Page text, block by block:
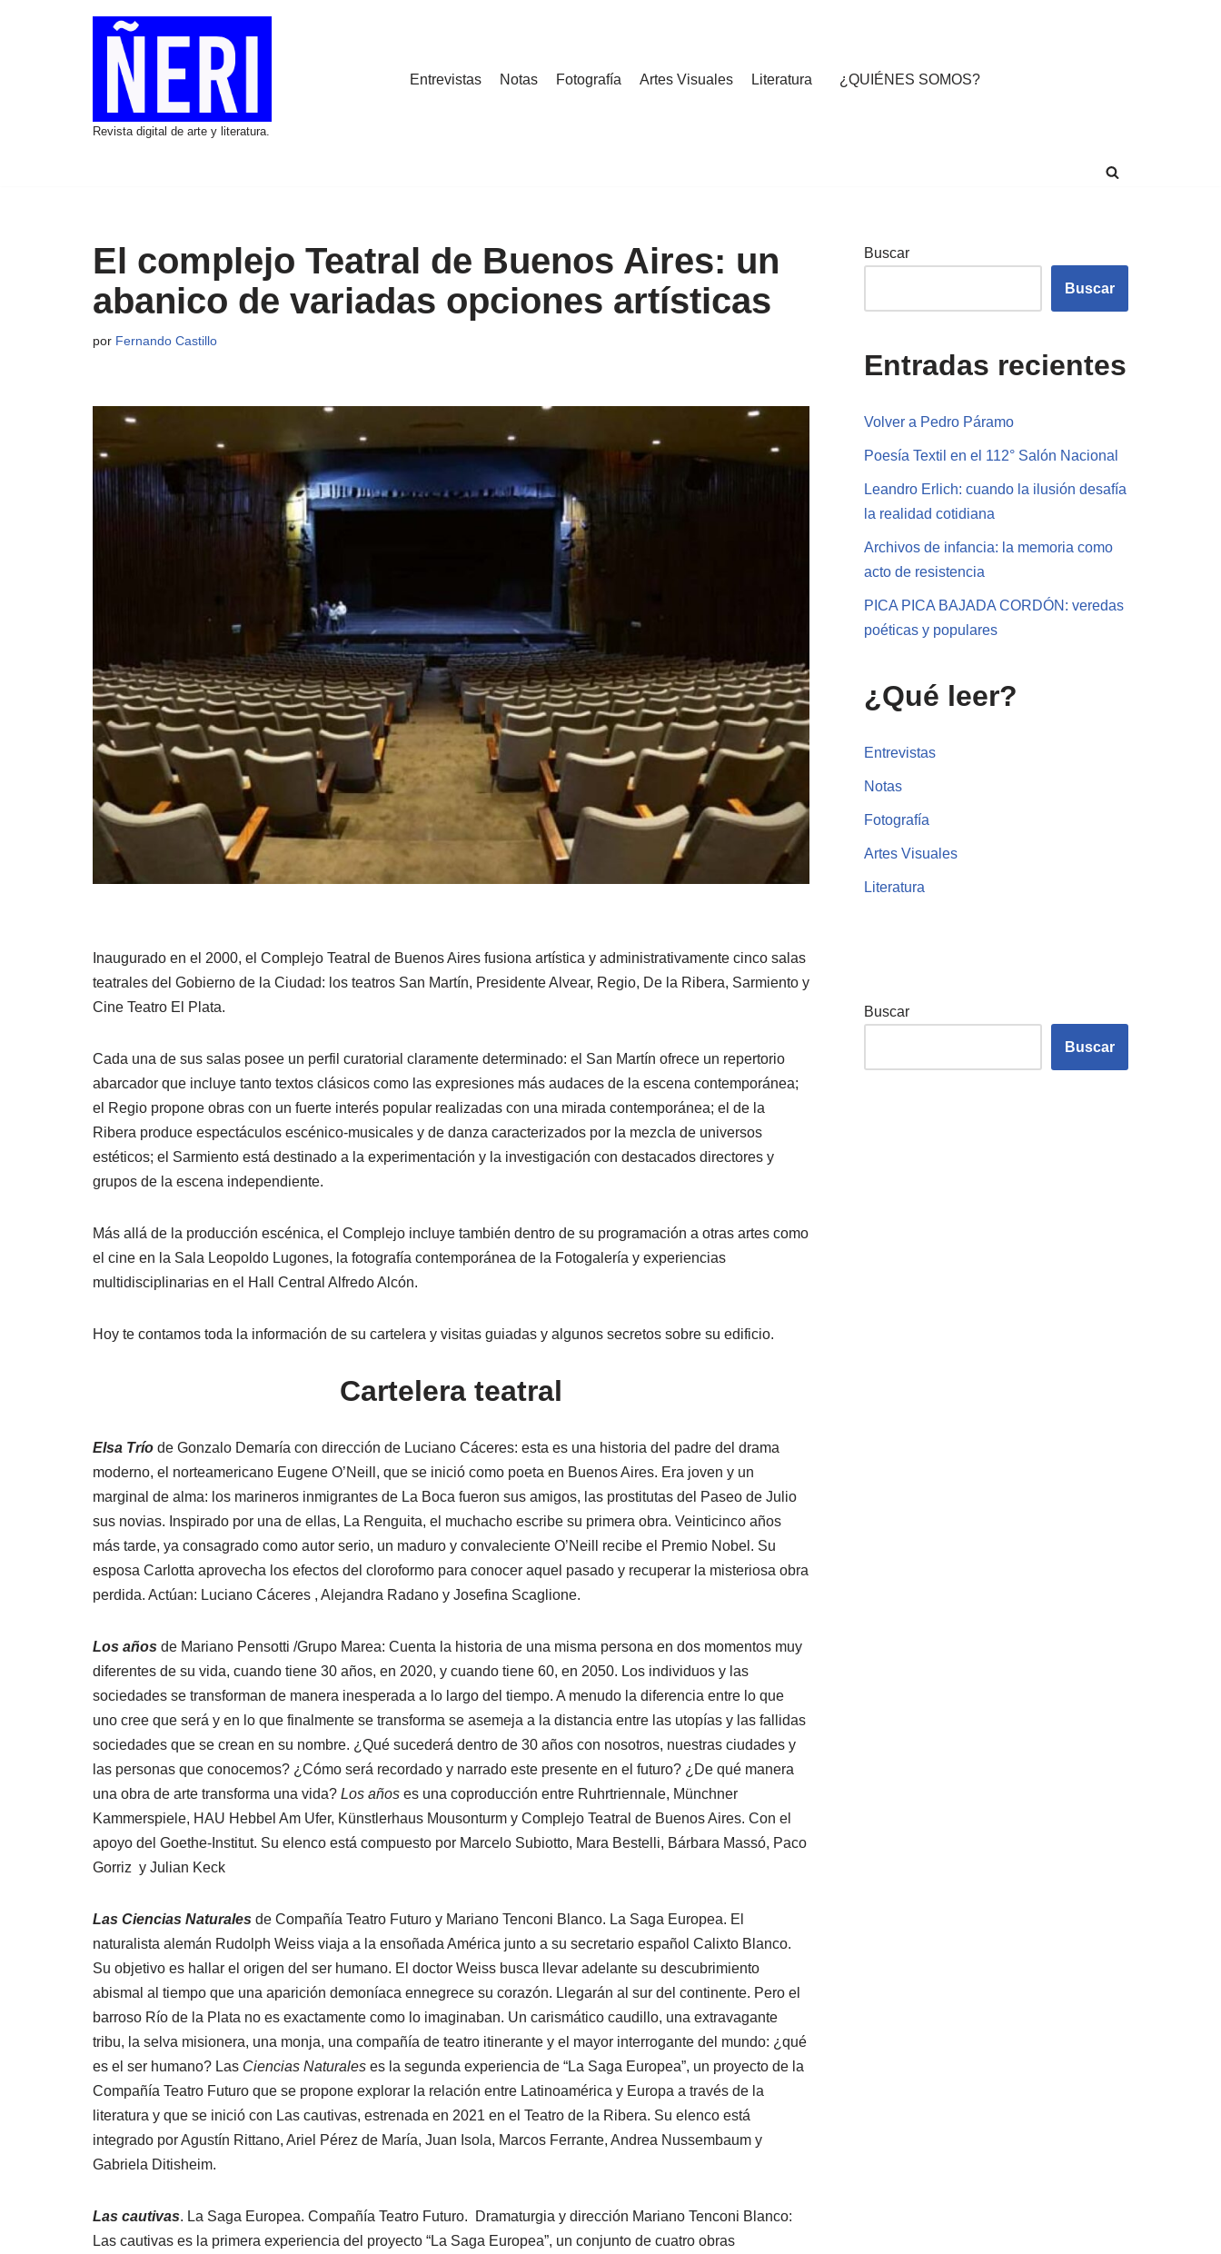
Revista digital de arte y literatura.
Entrevistas Notas Fotografía Artes Visuales Literatura ¿QUIÉNES SOMOS?
El complejo Teatral de Buenos Aires: un
abanico de variadas opciones artísticas
por Fernando Castillo
Inaugurado en el 2000, el Complejo Teatral de Buenos Aires fusiona artística y administrativamente cinco salas
teatrales del Gobierno de la Ciudad: los teatros San Martín, Presidente Alvear, Regio, De la Ribera, Sarmiento y
Cine Teatro El Plata.
Cada una de sus salas posee un perfil curatorial claramente determinado: el San Martín ofrece un repertorio
abarcador que incluye tanto textos clásicos como las expresiones más audaces de la escena contemporánea;
el Regio propone obras con un fuerte interés popular realizadas con una mirada contemporánea; el de la
Ribera produce espectáculos escénico-musicales y de danza caracterizados por la mezcla de universos
estéticos; el Sarmiento está destinado a la experimentación y la investigación con destacados directores y
grupos de la escena independiente.
Más allá de la producción escénica, el Complejo incluye también dentro de su programación a otras artes como
el cine en la Sala Leopoldo Lugones, la fotografía contemporánea de la Fotogalería y experiencias
multidisciplinarias en el Hall Central Alfredo Alcón.
Hoy te contamos toda la información de su cartelera y visitas guiadas y algunos secretos sobre su edificio.
Cartelera teatral
Elsa Trío de Gonzalo Demaría con dirección de Luciano Cáceres: esta es una historia del padre del drama
moderno, el norteamericano Eugene O’Neill, que se inició como poeta en Buenos Aires. Era joven y un
marginal de alma: los marineros inmigrantes de La Boca fueron sus amigos, las prostitutas del Paseo de Julio
sus novias. Inspirado por una de ellas, La Renguita, el muchacho escribe su primera obra. Veinticinco años
más tarde, ya consagrado como autor serio, un maduro y convaleciente O’Neill recibe el Premio Nobel. Su
esposa Carlotta aprovecha los efectos del cloroformo para conocer aquel pasado y recuperar la misteriosa obra
perdida. Actúan: Luciano Cáceres , Alejandra Radano y Josefina Scaglione.
Los años de Mariano Pensotti /Grupo Marea: Cuenta la historia de una misma persona en dos momentos muy
diferentes de su vida, cuando tiene 30 años, en 2020, y cuando tiene 60, en 2050. Los individuos y las
sociedades se transforman de manera inesperada a lo largo del tiempo. A menudo la diferencia entre lo que
uno cree que será y en lo que finalmente se transforma se asemeja a la distancia entre las utopías y las fallidas
sociedades que se crean en su nombre. ¿Qué sucederá dentro de 30 años con nosotros, nuestras ciudades y
las personas que conocemos? ¿Cómo será recordado y narrado este presente en el futuro? ¿De qué manera
una obra de arte transforma una vida? Los años es una coproducción entre Ruhrtriennale, Münchner
Kammerspiele, HAU Hebbel Am Ufer, Künstlerhaus Mousonturm y Complejo Teatral de Buenos Aires. Con el
apoyo del Goethe-Institut. Su elenco está compuesto por Marcelo Subiotto, Mara Bestelli, Bárbara Massó, Paco
Gorriz y Julian Keck
Las Ciencias Naturales de Compañía Teatro Futuro y Mariano Tenconi Blanco. La Saga Europea. El
naturalista alemán Rudolph Weiss viaja a la ensoñada América junto a su secretario español Calixto Blanco.
Su objetivo es hallar el origen del ser humano. El doctor Weiss busca llevar adelante su descubrimiento
abismal al tiempo que una aparición demoníaca ennegrece su corazón. Llegarán al sur del continente. Pero el
barroso Río de la Plata no es exactamente como lo imaginaban. Un carismático caudillo, una extravagante
tribu, la selva misionera, una monja, una compañía de teatro itinerante y el mayor interrogante del mundo: ¿qué
es el ser humano? Las Ciencias Naturales es la segunda experiencia de “La Saga Europea”, un proyecto de la
Compañía Teatro Futuro que se propone explorar la relación entre Latinoamérica y Europa a través de la
literatura y que se inició con Las cautivas, estrenada en 2021 en el Teatro de la Ribera. Su elenco está
integrado por Agustín Rittano, Ariel Pérez de María, Juan Isola, Marcos Ferrante, Andrea Nussembaum y
Gabriela Ditisheim.
Las cautivas. La Saga Europea. Compañía Teatro Futuro. Dramaturgia y dirección Mariano Tenconi Blanco:
Las cautivas es la primera experiencia del proyecto “La Saga Europea”, un conjunto de cuatro obras
Buscar
Buscar
Entradas recientes
Volver a Pedro Páramo
Poesía Textil en el 112° Salón Nacional
Leandro Erlich: cuando la ilusión desafía
la realidad cotidiana
Archivos de infancia: la memoria como
acto de resistencia
PICA PICA BAJADA CORDÓN: veredas
poéticas y populares
¿Qué leer?
Entrevistas
Notas
Fotografía
Artes Visuales
Literatura
Buscar
Buscar